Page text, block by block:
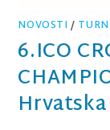
NOVOSTI /
6.ICO
Hrvatska